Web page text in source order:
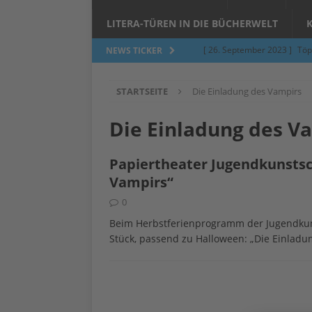
LITERA-TÜREN IN DIE BÜCHERWELT
NEWS TICKER [ 26. September 2023 ]
[ 5. Juni 2023 ] Töpfern am
ALLGEMEIN
[ 24. März 2023 ]
[ 24. März 2023 ] Töpfern
Jucken auf acht Beinen…
STARTSEITE Die Einladung des Vampirs
Die Einladung des
Papiertheater
Vampirs“
0
Beim Herbstferienprogramm der
Stück, passend zu Halloween: „Die